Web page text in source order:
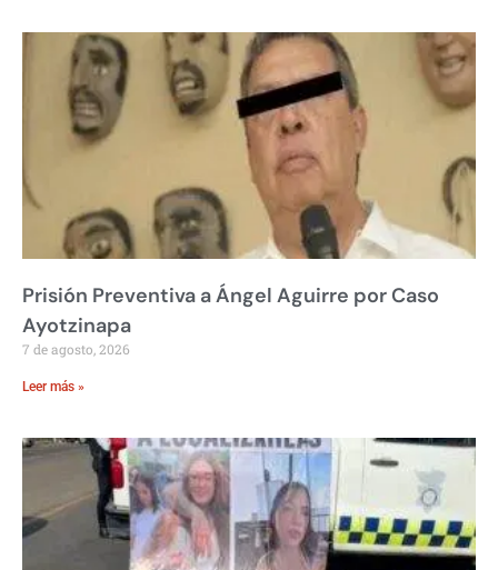
Prisión Preventiva a Ángel Aguirre por Caso
Ayotzinapa
7 de agosto, 2026
Leer más »